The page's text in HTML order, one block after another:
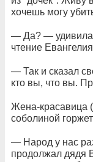
хочешь могу
— Да? —
чтение
— Так и сказал
кто вы, что вы.
Жена-красавица
соболиной
— Народ у нас
продолжал дядя